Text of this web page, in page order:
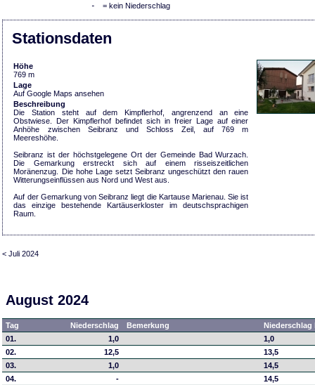
- = kein Niederschlag
Stationsdaten
Höhe
769 m
Lage
Auf Google Maps ansehen
Beschreibung
Die Station steht auf dem Kimpflerhof, angrenzend an eine
Obstwiese. Der Kimpflerhof befindet sich in freier Lage auf einer
Anhöhe zwischen Seibranz und Schloss Zeil, auf 769 m
Meereshöhe.
Seibranz ist der höchstgelegene Ort der Gemeinde Bad Wurzach.
Die Gemarkung erstreckt sich auf einem risseiszeitlichen
Moränenzug. Die hohe Lage setzt Seibranz ungeschützt den rauen
Witterungseinflüssen aus Nord und West aus.
Auf der Gemarkung von Seibranz liegt die Kartause Marienau. Sie ist
das einzige bestehende Kartäuserkloster im deutschsprachigen
Raum.
< Juli 2024
August 2024
Tag Niederschlag Bemerkung
01.
1,0
1,0
02.
12,5
13,5
03.
1,0
14,5
04.
-
14,5